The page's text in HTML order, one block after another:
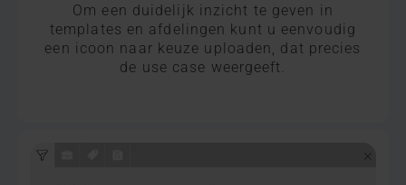
Om een duidelijk inzicht te geven in
templates en afdelingen kunt u eenvoudig
een icoon naar keuze uploaden, dat precies
de use case weergeeft.